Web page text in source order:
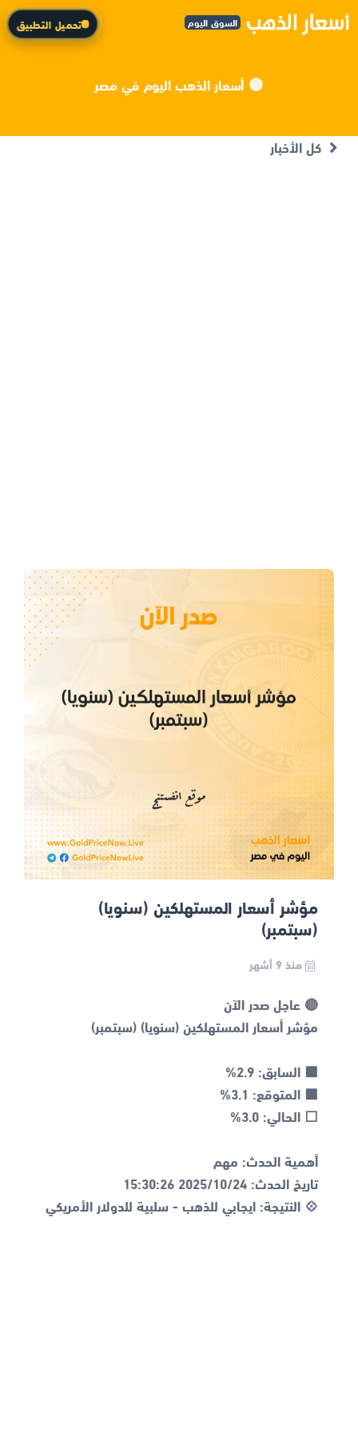
السوق اليوم تحميل التطبيق
أسعار الذهب اليوم في مصر
كل الأخبار
مؤشر أسعار المستهلكين (سنويا)
(سبتمبر)
منذ 9 أشهر
💠 النتيجة: ايجابي للذهب - سلبية للدولار الأمريكي